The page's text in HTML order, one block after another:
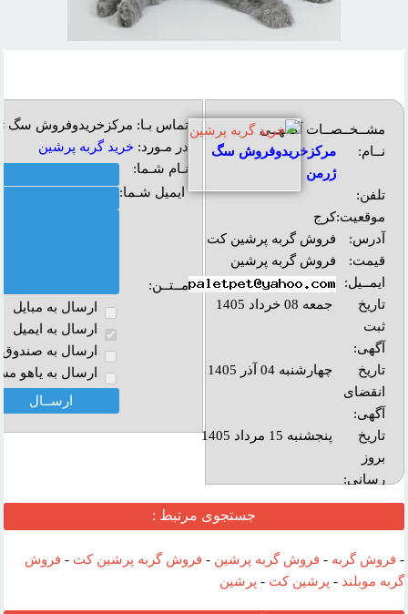
مشــخــصــات آگــهــی
نــام:
مرکزخریدوفروش سگ
ژرمن
تلفن:
موقعیت:کرج
آدرس:
فروش گربه پرشین کت
قیمت:
فروش گربه پرشین
ایمــیل:
تاریخ
ثبت
آگهی:
جمعه 08 خرداد 1405
تاریخ
انقضای
آگهی:
چهارشنبه 04 آذر 1405
تاريخ
بروز
رساني:
پنجشنبه 15 مرداد 1405
آدرس
وب :‌
تماس بـا: مرکزخریدوفروش سگ
در مـورد:خريد گربه پرشين
نـام شـما:
ایمیل شـما:
مــتــن:
ارسال به مبايل
ارسال به ايميل
ارسال به صندوق
ارسال به ياهو
جستجوی مرتبط :
- فروش گربه - فروش گربه پرشین - فروش گربه پرشین کت - فروش
گربه موبلند - پرشین کت - پرشین